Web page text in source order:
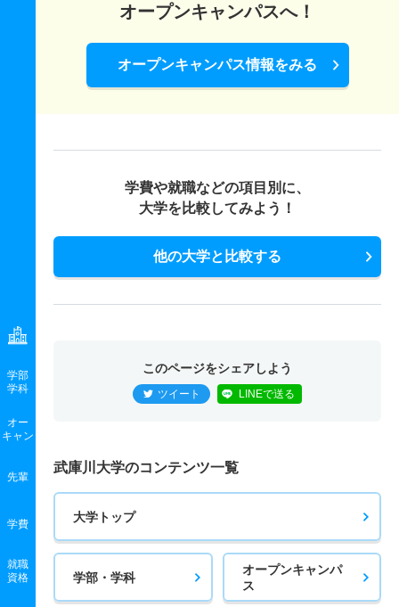
学部
学科
オー
キャン
先輩
学費
就職
資格
オープンキャンパスへ！
オープンキャンパス情報をみる
学費や就職などの項目別に、
大学を比較してみよう！
他の大学と比較する
このページをシェアしよう
ツイート LINEで送る
武庫川大学のコンテンツ一覧
大学トップ
学部・学科
オープンキャンパ
ス